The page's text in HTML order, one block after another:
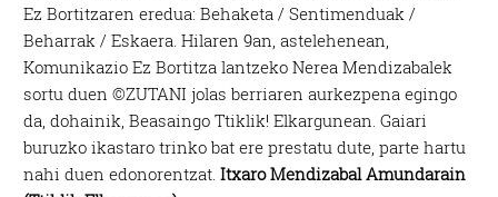
Ez Bortitzaren eredua: Behaketa / Sentimenduak /
Beharrak / Eskaera. Hilaren 9an, astelehenean,
Komunikazio Ez Bortitza lantzeko Nerea Mendizabalek
sortu duen ©ZUTANI jolas berriaren aurkezpena egingo
da, dohainik, Beasaingo Ttiklik! Elkargunean. Gaiari
buruzko ikastaro trinko bat ere prestatu dute, parte hartu
nahi duen edonorentzat.Itxaro Mendizabal Amundarain